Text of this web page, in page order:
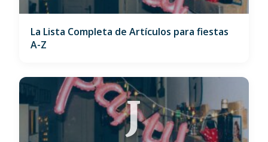
La Lista Completa de Artículos para fiestas
A-Z
J